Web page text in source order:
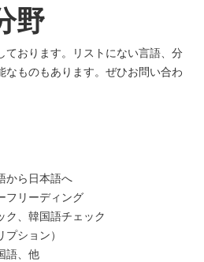
野
ております。リストにない言語、分
なものもあります。ぜひお問い合わ
から日本語へ
フリーディング
ク、韓国語チェック
ション）
語、他